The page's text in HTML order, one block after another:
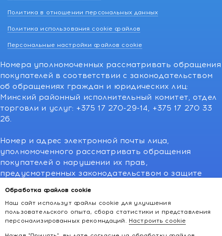
Обработка файлов cookie
Наш сайт использут файлы cookie для улучшения
пользовательского опыта, сбора статистики и представления
персонализированных рекомндаций. Настроить cookie
Политика в отношении персональных данных
Политика использования cookie файлов
Персональные настройки файлов cookie
Номера уполномоченных рассматривать обращения
покупателей в соответствии с законодательством
об обращениях граждан и юридических лиц:
Минский районный исполнительный комитет, отдел
торговли и услуг: +375 17 270-29-14, +375 17 270 33
26.
Номер и адрес электронной почты лица,
уполномоченного рассматривать обращения
покупателей о нарушении их прав,
предусмотренных законодательством о защите
операторов), info@kakvapteke.by